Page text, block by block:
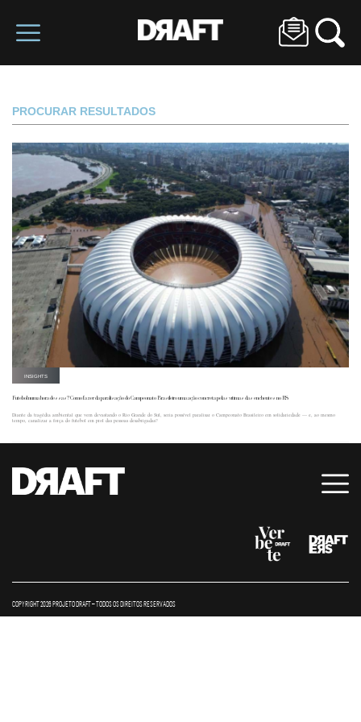
PROCURAR RESULTADOS
INSIGHTS
Futebol numa hora dessas? Como fazer da paralisação do Campeonato Brasileiro uma ação concreta pelas vítimas das enchentes no RS
Diante da tragédia ambiental que vem devastando o Rio Grande do Sul, seria possível paralisar o Campeonato Brasileiro em solidariedade — e, ao mesmo
tempo, canalizar a força do futebol em prol das pessoas desabrigadas?
COPYRIGHT 2026 PROJETO DRAFT – TODOS OS DIREITOS RESERVADOS